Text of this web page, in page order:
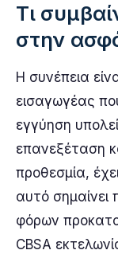
Τι
στην
Η συνέπεια
εισαγωγέας
εγγύηση
επανεξέταση
προθεσμία,
αυτό
φόρων
CBSA